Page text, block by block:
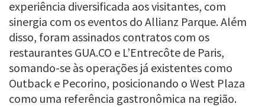
experiência diversificada aos visitantes, com
sinergia com os eventos do Allianz Parque. Além
disso, foram assinados contratos com os
restaurantes GUA.CO e L’Entrecôte de Paris,
somando-se às operações já existentes como
Outback e Pecorino, posicionando o West Plaza
como uma referência gastronômica na região.